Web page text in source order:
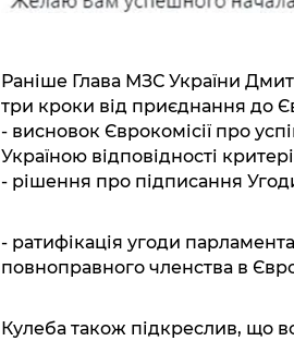
Раніше Глава МЗС України
три кроки від приєднання до
- висновок Єврокомісії про
Україною відповідності
- рішення про підписання
- ратифікація угоди
повноправного членства в
Кулеба також підкреслив, що